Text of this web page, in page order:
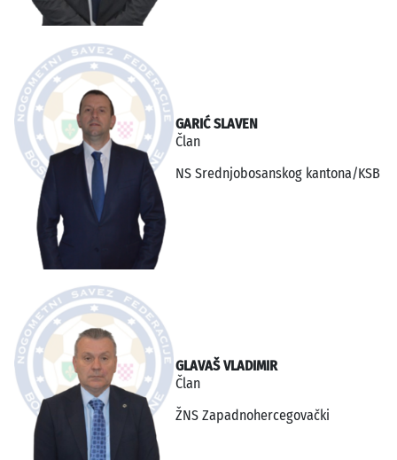
GARIĆ SLAVEN
Član
NS Srednjobosanskog kantona/KSB
GLAVAŠ VLADIMIR
Član
ŽNS Zapadnohercegovački